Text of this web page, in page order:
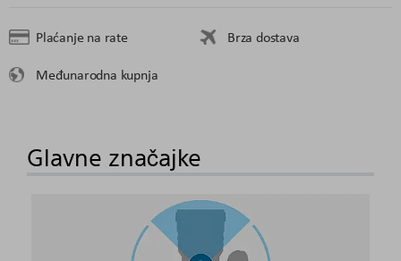
Plaćanje na rate
Brza dostava
Međunarodna kupnja
Glavne značajke